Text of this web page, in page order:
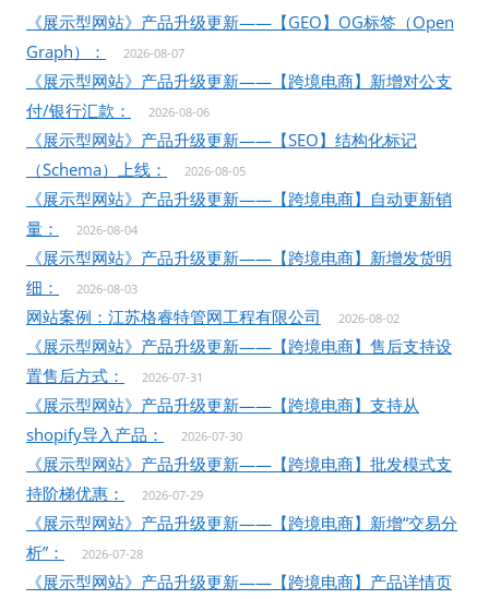
《展示型网站》产品升级更新——【GEO】OG标签（Open
Graph）：
2026-08-07
《展示型网站》产品升级更新——【跨境电商】新增对公支
付/银行汇款：
2026-08-06
《展示型网站》产品升级更新——【SEO】结构化标记
（Schema）上线：
2026-08-05
《展示型网站》产品升级更新——【跨境电商】自动更新销
量：
2026-08-04
《展示型网站》产品升级更新——【跨境电商】新增发货明
细：
2026-08-03
网站案例：江苏格睿特管网工程有限公司 2026-08-02
《展示型网站》产品升级更新——【跨境电商】售后支持设
置售后方式：
2026-07-31
《展示型网站》产品升级更新——【跨境电商】支持从
shopify导入产品：
2026-07-30
《展示型网站》产品升级更新——【跨境电商】批发模式支
持阶梯优惠：
2026-07-29
《展示型网站》产品升级更新——【跨境电商】新增“交易分
析”：
2026-07-28
《展示型网站》产品升级更新——【跨境电商】产品详情页